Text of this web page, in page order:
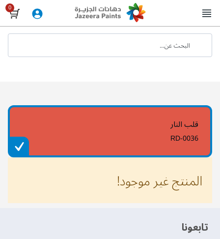
to
Content
البحث عن...
قلب النار
RD-0036
المنتج غير موجود!
‫تابعونا‬